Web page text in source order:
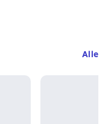
Alle